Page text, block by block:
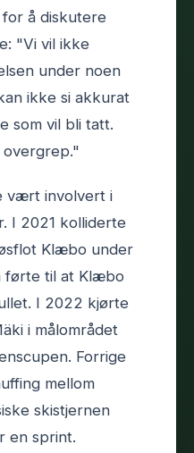
å diskutere
"Vi vil ikke
under noen
ikke si akkurat
som vil bli tatt.
vært involvert i
I 2021 kolliderte
Klæbo under
førte til at Klæbo
I 2022 kjørte
i målområdet
Forrige
mellom
skistjernen
en sprint.